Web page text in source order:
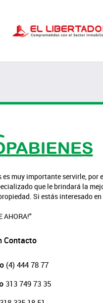
es muy importante servirle, por
que le brindará la
Si estás interesado
AHORA!"
Contacto
(4) 444 78 77
313 749 73 35